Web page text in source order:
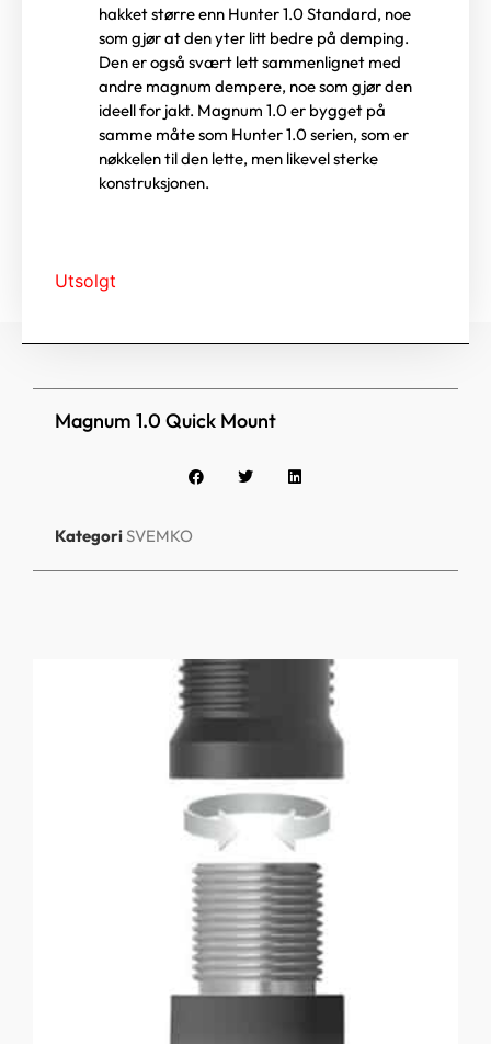
hakket større enn Hunter 1.0 Standard, noe
som gjør at den yter litt bedre på demping.
Den er også svært lett sammenlignet med
andre magnum dempere, noe som gjør den
ideell for jakt. Magnum 1.0 er bygget på
samme måte som Hunter 1.0 serien, som er
nøkkelen til den lette, men likevel sterke
konstruksjonen.
Utsolgt
Magnum 1.0 Quick Mount
KategoriSVEMKO